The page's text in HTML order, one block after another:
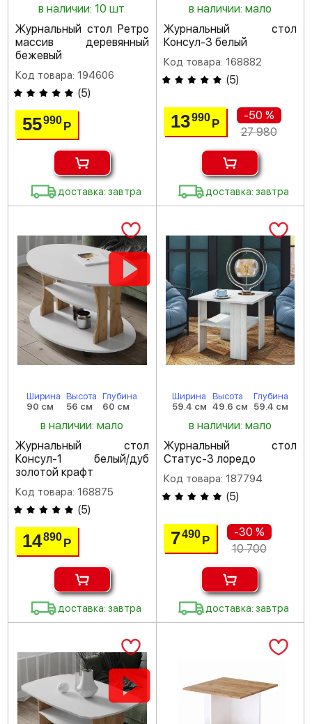
в наличии: 10 шт.
Журнальный стол Ретро
массив деревянный
бежевый
Код товара: 194606
(5)
55990Р
доставка: завтра
в наличии: мало
Журнальный стол
Консул-3 белый
Код товара: 168882
(5)
13990 Р
-50 %
27 980
доставка: завтра
Ширина
90 см
Высота
56 см
Глубина
60 см
в наличии: мало
Журнальный стол
Консул-1 белый/дуб
золотой крафт
Код товара: 168875
(5)
14890Р
доставка: завтра
Ширина
59.4 см
Высота
49.6 см
Глубина
59.4 см
в наличии: мало
Журнальный стол
Статус-3 лоредо
Код товара: 187794
(5)
7490 Р
-30 %
10 700
доставка: завтра